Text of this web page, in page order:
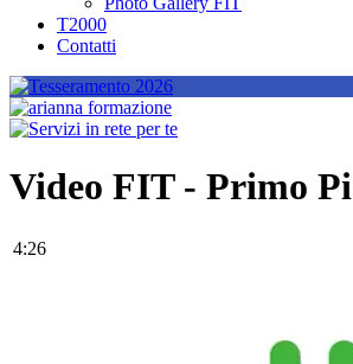
T2000
Contatti
Video FIT - Primo
4:26